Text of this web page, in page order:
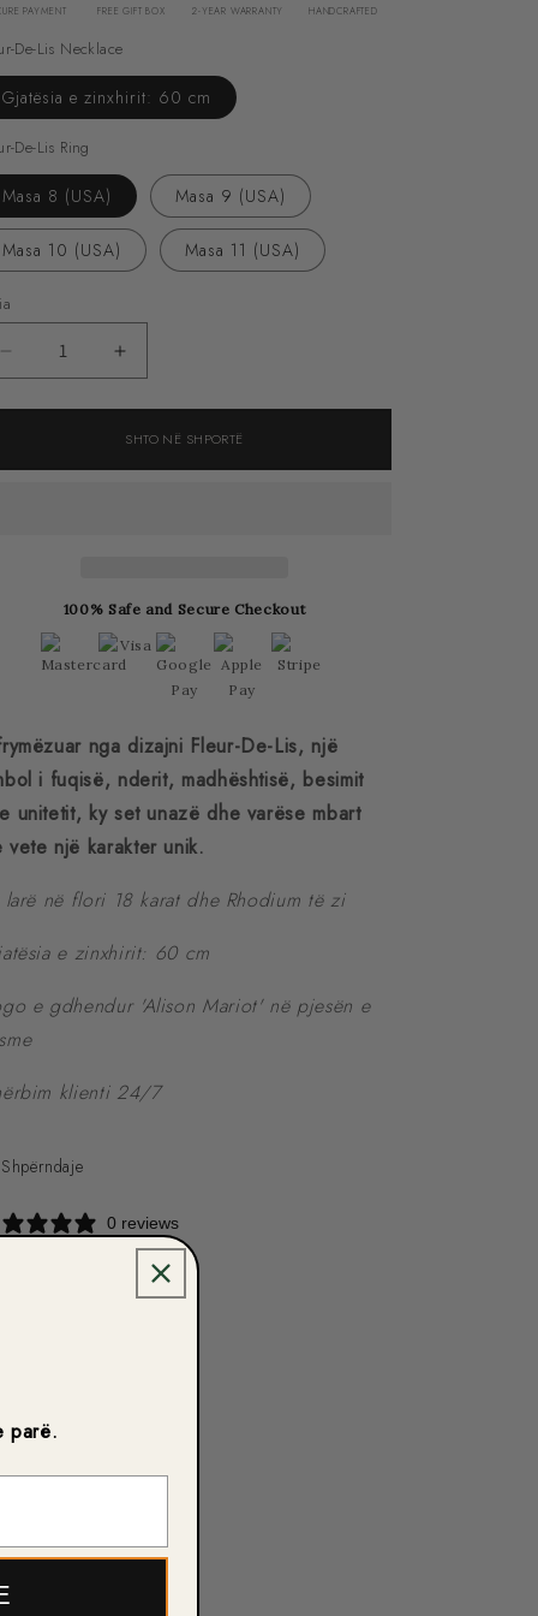
PAYMENT FREE GIFT BOX 2-YEAR WARRANTY HANDCRAFTED
De-Lis Necklace
Gjatësia e zinxhirit: 60 cm
De-Lis Ring
Masa 8 (USA) Masa 9 (USA)
Masa 10 (USA) Masa 11 (USA)
Zvogëlo
Rrit
SHTO NË SHPORTË
100% Safe and Secure Checkout
nga dizajni Fleur-De-Lis, një
i fuqisë, nderit, madhështisë, besimit
unitetit, ky set unazë dhe varëse mbart
vete një karakter unik.
larë në flori 18 karat dhe Rhodium të zi
e zinxhirit: 60 cm
e gdhendur 'Alison Mariot' në pjesën e
klienti 24/7
Shpërndaje
0 reviews
parë.